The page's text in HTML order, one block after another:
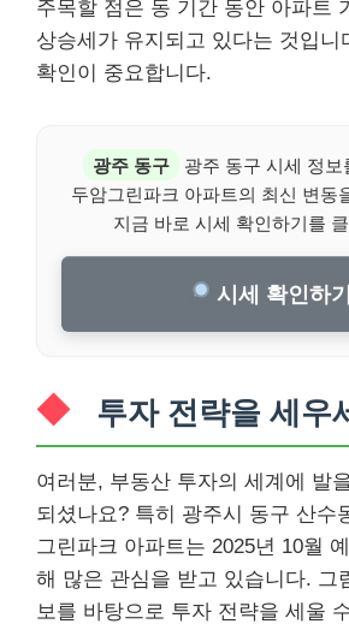
주목할 점은 동 기간 동안 아파트
상승세가 유지되고 있다는 것입니
확인이 중요합니다.
광주 동구
광주 동구 시세 정보
두암그린파크 아파트의 최신 변동
지금 바로 시세 확인하기를
시세 확인하기
투자 전략을 세우
여러분, 부동산 투자의 세계에 발
되셨나요? 특히 광주시 동구 산수
그린파크 아파트는 2025년 10월
해 많은 관심을 받고 있습니다. 그
보를 바탕으로 투자 전략을 세울